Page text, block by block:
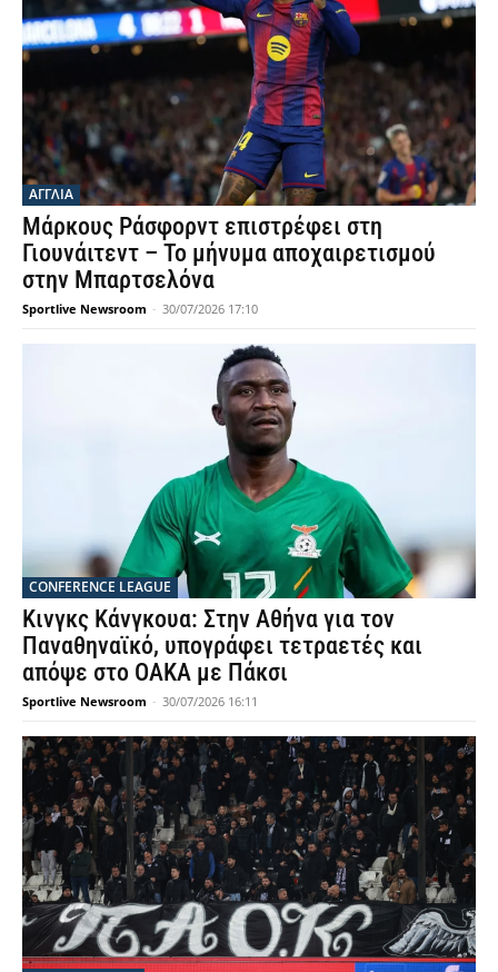
ΑΓΓΛΙΑ
Μάρκους Ράσφορντ επιστρέφει στη
Γιουνάιτεντ – Το μήνυμα αποχαιρετισμού
στην Μπαρτσελόνα
Sportlive Newsroom - 30/07/2026 17:10
CONFERENCE LEAGUE
Κινγκς Κάνγκουα: Στην Αθήνα για τον
Παναθηναϊκό, υπογράφει τετραετές και
απόψε στο ΟΑΚΑ με Πάκσι
Sportlive Newsroom - 30/07/2026 16:11